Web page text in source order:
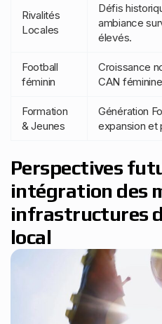
Rivalités
Locales
Défis
ambiance
élevés.
Football
féminin
Croissance
CAN
Formation
& Jeunes
Génération
expansion et
Perspectives
intégration des
infrastructures
local